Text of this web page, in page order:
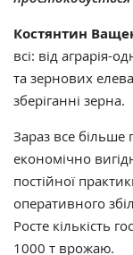
Костянтин
всі: від аграрія-
та зернових
зберіганні зерна.
Зараз все більше
економічно
постійної
оперативного
Росте кількість
1000 т врожаю.